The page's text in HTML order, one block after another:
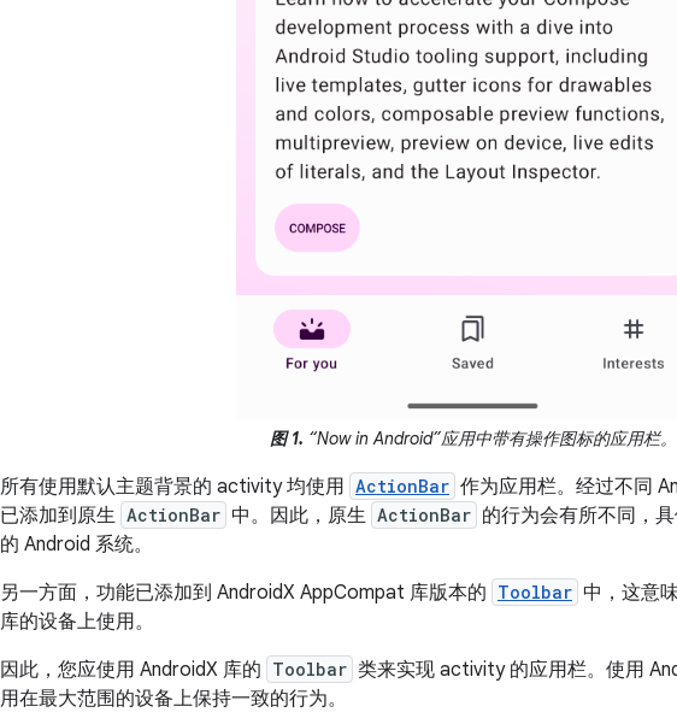
图 1. “Now in Android”应用中带有操作图标的应用栏。
所有使用默认主题背景的 activity 均使用 ActionBar 作为应用栏。经过不同
已添加到原生 ActionBar 中。因此，原生 ActionBar 的行为会有所不同，
的 Android 系统。
另一方面，功能已添加到 AndroidX AppCompat 库版本的 Toolbar 中，这意
库的设备上使用。
因此，您应使用 AndroidX 库的 Toolbar 类来实现 activity 的应用栏。使用
用在最大范围的设备上保持一致的行为。